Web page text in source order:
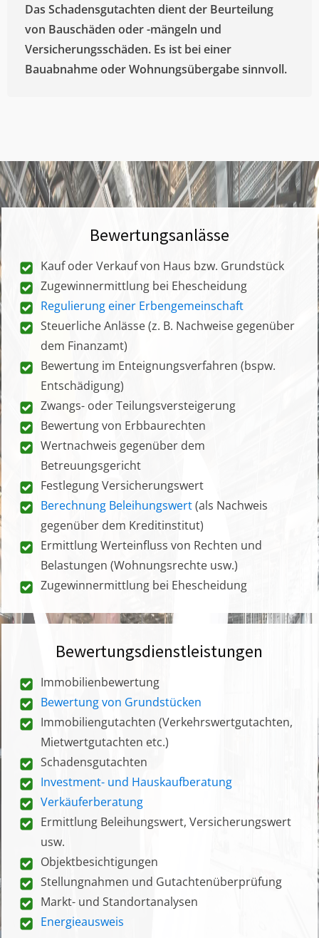
Das Schadensgutachten dient der Beurteilung
von Bauschäden oder -mängeln und
Versicherungsschäden. Es ist bei einer
Bauabnahme oder Wohnungsübergabe sinnvoll.
Bewertungsanlässe
Kauf oder Verkauf von Haus bzw. Grundstück
Zugewinnermittlung bei Ehescheidung
Regulierung einer Erbengemeinschaft
Steuerliche Anlässe (z. B. Nachweise gegenüber
dem Finanzamt)
Bewertung im Enteignungsverfahren (bspw.
Entschädigung)
Zwangs- oder Teilungsversteigerung
Bewertung von Erbbaurechten
Wertnachweis gegenüber dem
Betreuungsgericht
Festlegung Versicherungswert
Berechnung Beleihungswert(als Nachweis
gegenüber dem Kreditinstitut)
Ermittlung Werteinfluss von Rechten und
Belastungen (Wohnungsrechte usw.)
Zugewinnermittlung bei Ehescheidung
Bewertungsdienstleistungen
Immobilienbewertung
Bewertung von Grundstücken
Immobiliengutachten (Verkehrswertgutachten,
Mietwertgutachten etc.)
Schadensgutachten
Investment- und Hauskaufberatung
Verkäuferberatung
Ermittlung Beleihungswert, Versicherungswert
usw.
Objektbesichtigungen
Stellungnahmen und Gutachtenüberprüfung
Markt- und Standortanalysen
Energieausweis